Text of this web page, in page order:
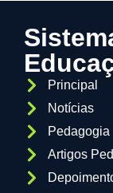
Principal
Notícias
Pedagogia
Artigos